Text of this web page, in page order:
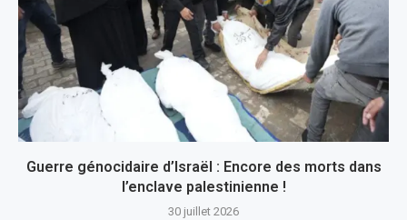
Guerre génocidaire d’Israël : Encore des morts dans
l’enclave palestinienne !
30 juillet 2026